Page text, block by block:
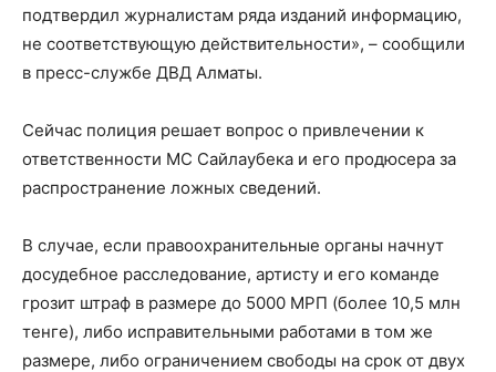
подтвердил журналистам ряда изданий информацию,
не соответствующую действительности», – сообщили
в пресс-службе ДВД Алматы.
Сейчас полиция решает вопрос о привлечении к
ответственности MC Сайлаубека и его продюсера за
распространение ложных сведений.
В случае, если правоохранительные органы начнут
досудебное расследование, артисту и его команде
грозит штраф в размере до 5000 МРП (более 10,5 млн
тенге), либо исправительными работами в том же
размере, либо ограничением свободы на срок от двух